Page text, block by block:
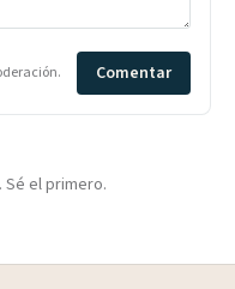
Comentar
Sé el primero.